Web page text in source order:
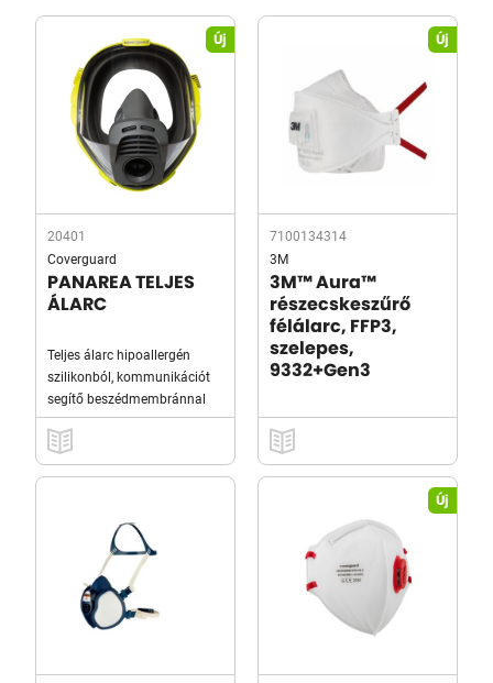
Új
20401
Coverguard
PANAREA TELJES
ÁLARC
Teljes álarc hipoallergén
szilikonból, kommunikációt
segítő beszédmembránnal
Új
7100134314
3M
3M™ Aura™
részecskeszűrő
félálarc, FFP3,
szelepes,
9332+Gen3
Új